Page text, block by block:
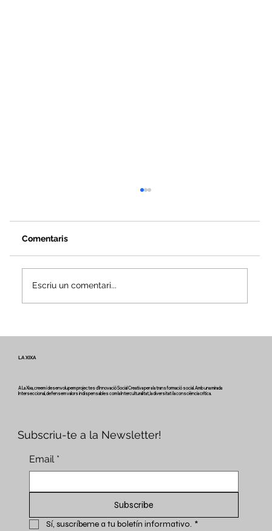
Comentaris
Escriu un comentari...
LA XIXA
A La Xixa, creem i desenvolupem projectes d'Innovació Social Creativa per a la transformació social. Amb una mirada
Interseccional, defensem valors indispensables com la Interculturalitat, la diversitat i la consciència crítica.
Subscriu-te a la Newsletter!
Email *
Subscribe
Sí, suscríbeme a tu boletín informativo. *